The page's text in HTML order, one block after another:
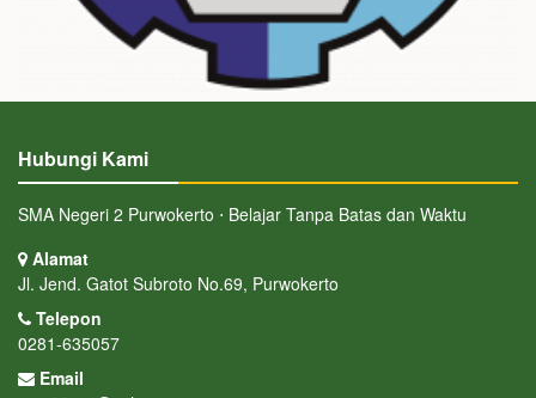
Hubungi Kami
SMA Negeri 2 Purwokerto ⋅ Belajar Tanpa Batas dan Waktu
Alamat
Jl. Jend. Gatot Subroto No.69, Purwokerto
Telepon
0281-635057
Email